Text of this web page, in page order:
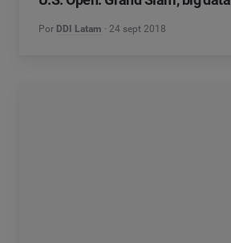
Por DDI Latam 24 sept 2018